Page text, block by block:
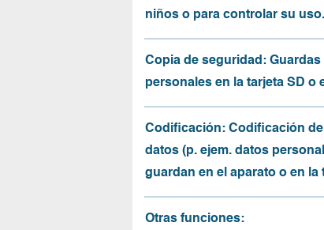
niños o para controlar su uso.
Copia de seguridad: Guardas
personales en la tarjeta SD o
Codificación: Codificación
datos (p. ejem. datos
guardan en el aparato o en la
Otras funciones: